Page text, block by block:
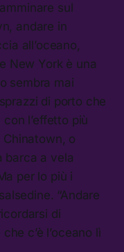
sul
andare in
all’oceano,
New York è una
sembra mai
di porto che
l’effetto più
o
barca a vela
per lo più i
“Andare
di
c’è l’oceano lì